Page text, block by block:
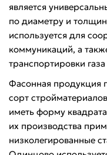
является
по диаметру и
используется для
коммуникаций, а
транспортировки
Фасонная продукция
сорт
иметь форму
их производства
низколегированные